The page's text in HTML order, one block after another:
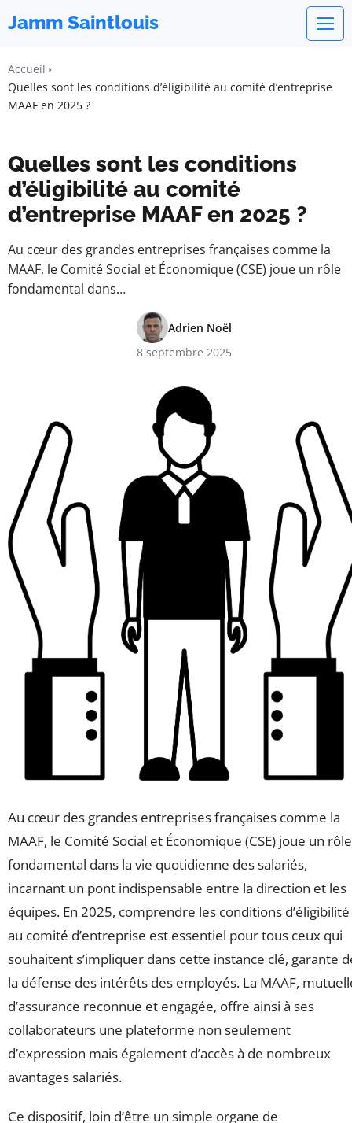
Jamm Saintlouis
Accueil
Quelles sont les conditions d’éligibilité au comité d’entreprise
MAAF en 2025 ?
Quelles sont les conditions
d’éligibilité au comité
d’entreprise MAAF en 2025 ?
Au cœur des grandes entreprises françaises comme la
MAAF, le Comité Social et Économique (CSE) joue un rôle
fondamental dans…
Adrien Noël
8 septembre 2025
Au cœur des grandes entreprises françaises comme la
MAAF, le Comité Social et Économique (CSE) joue un rôle
fondamental dans la vie quotidienne des salariés,
incarnant un pont indispensable entre la direction et les
équipes. En 2025, comprendre les conditions d’éligibilité
au comité d’entreprise est essentiel pour tous ceux qui
souhaitent s’impliquer dans cette instance clé, garante
la défense des intérêts des employés. La MAAF,
d’assurance reconnue et engagée, offre ainsi à ses
collaborateurs une plateforme non seulement
d’expression mais également d’accès à de nombreux
avantages salariés.
Ce dispositif, loin d’être un simple organe de